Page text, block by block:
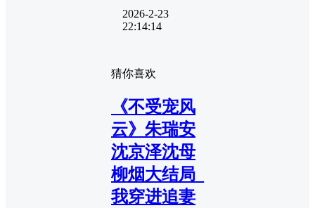
2026-2-23
22:14:14
猜你喜欢
《不受宠风
云》朱瑞安
沈京泽沈母
柳烟大结局_
我穿进追妻